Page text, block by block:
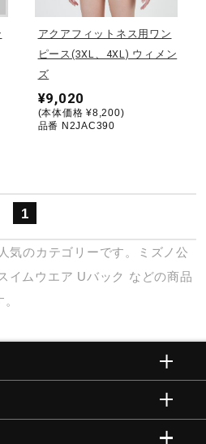
ューズ
ープ
イン
アクアフィットネス用ワン
ピース(3XL、4XL) ウィメン
ズ
¥9,020
(本体価格 ¥8,200)
品番 N2JAC390
1
気のカテゴリーです。ミズノ公
イムウエア Uバック などの商品